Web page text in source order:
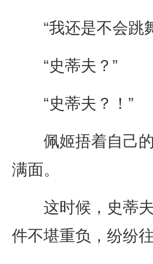
“我还是不会跳
“史蒂夫？”
“史蒂夫？！”
佩姬捂着自己的
满面。
这时候，史蒂夫
件不堪重负，纷纷